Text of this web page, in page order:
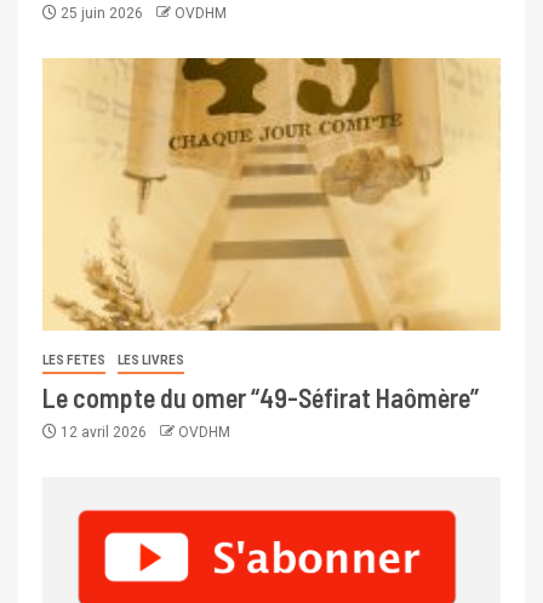
25 juin 2026 OVDHM
LES FETES LES LIVRES
Le compte du omer “49-Séfirat Haômère”
12 avril 2026 OVDHM